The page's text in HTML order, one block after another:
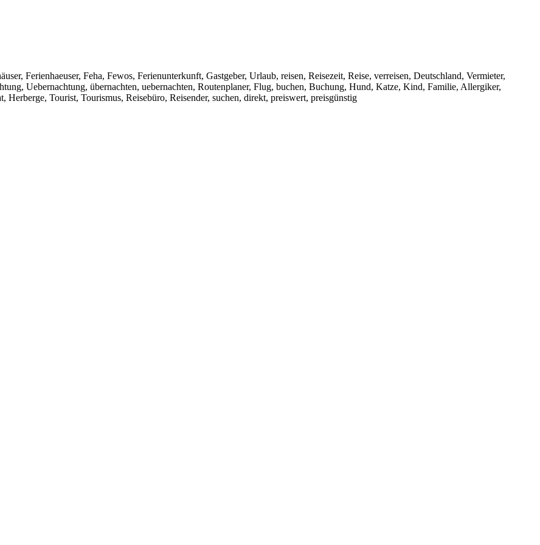
Ferienhaeuser, Feha, Fewos, Ferienunterkunft, Gastgeber, Urlaub, reisen, Reisezeit, Reise, verreisen, Deutschland, Vermieter,
Uebernachtung, übernachten, uebernachten, Routenplaner, Flug, buchen, Buchung, Hund, Katze, Kind, Familie, Allergiker,
Tourist, Tourismus, Reisebüro, Reisender, suchen, direkt, preiswert, preisgünstig